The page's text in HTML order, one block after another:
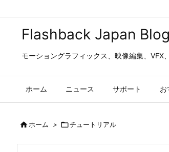
Flashback Japan Blog
モーショングラフィックス、映像編集、
ホーム ニュース サポート お
ホーム > チュートリアル